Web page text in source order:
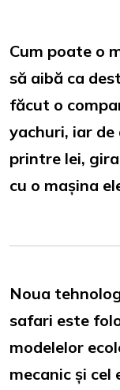
Cum poate o
să aibă ca
făcut o
yachuri, iar
printre lei,
cu o mașina
Noua
safari este
modelelor
mecanic și